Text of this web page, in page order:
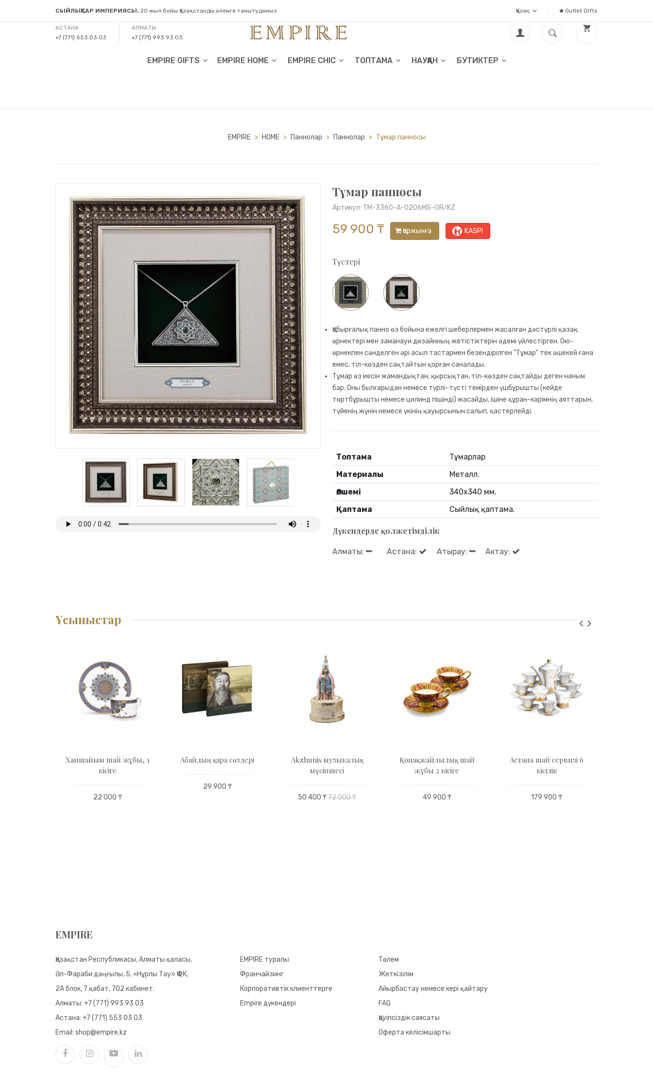
СЫЙЛЫҚТАР ИМПЕРИЯСЫ. 20 жыл бойы Қазақстанды әлемге танытудамыз Қазақ Outlet GIfts
АСТАНА
+7 (771) 553 03 03
АЛМАТЫ
+7 (771) 993 93 03
EMPIRE GIFTS EMPIRE HOME EMPIRE CHIC ТОПТАМА НАУҚАН БУТИКТЕР
EMPIRE > HOME > Паннолар > Паннолар > Тұмар панносы
Тұмар панносы
Артикул: TM-3360-A-0206MS-GR/KZ
59 900 ₸ Қоржынға KASPI
Түстері
Қабырғалық панно өз бойына ежелгі шеберлермен жасалған дәстүрлі қазақ
өрнектері мен заманауи дизайнның жетістіктерін әдемі үйлестірген. Ою-
өрнекпен сәнделген әрі асыл тастармен безендірілген "Тұмар" тек әшекей ғана
емес, тіл-көзден сақтайтын қорған саналады.
Тұмар өз иесін жамандықтан, қырсықтан, тіл-көзден сақтайды деген наным
бар. Оны былғарыдан немесе түрлі-түсті темірден үшбұрышты (кейде
төртбұрышты немесе цилинд пішінді) жасайды, ішіне құран-кәрімнің аяттарын,
түйенің жүнін немесе үкінің қауырсынын салып, қастерлейді.
Топтама
Тұмарлар
Материалы
Металл.
Өлшемі
340х340 мм.
Қаптама
Сыйлық қаптама.
Дүкендерде қолжетімділік
Алматы: Астана: Атырау: Актау:
Ұсыныстар
Ханшайым шай жұбы, 1
кісіге
22 000 ₸
Абайдың қара сөздері
29 900 ₸
Akzhunis музыкалық
мүсіншесі
50 400 ₸72 000 ₸
Қонақжайлылық шай
жұбы 2 кісіге
49 900 ₸
Астана шай сервизі 6
кісілік
179 900 ₸
EMPIRE
Қазақстан Республикасы, Алматы қаласы,
Әл-Фараби даңғылы, 5, «Нұрлы Тау» ҚФК,
2А блок, 7 қабат, 702 кабинет.
Алматы: +7 (771) 993 93 03
Астана: +7 (771) 553 03 03
Email: shop@empire.kz
EMPIRE туралы
Франчайзинг
Корпоративтік клиенттерге
Empire дүкендері
Төлем
Жеткізілім
Айырбастау немесе кері қайтару
FAQ
Қауіпсіздік саясаты
Оферта келісімшарты